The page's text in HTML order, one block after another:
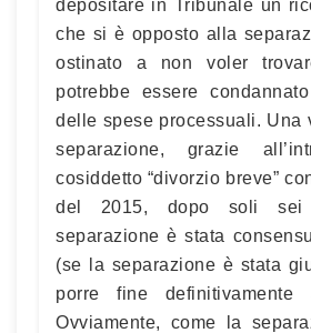
depositare in Tribunale un
che si è opposto alla
ostinato a non voler
potrebbe essere
delle spese processuali. Una
separazione, grazie
cosiddetto “divorzio breve”
del 2015, dopo soli
separazione è stata
(se la separazione è stata
porre fine definitivamente
Ovviamente, come la